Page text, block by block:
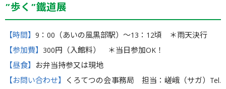
”歩く”鐵道展
【時間】 9：00（あいの風黒部駅）〜13：12頃 ＊雨天決行
【参加費】 300円（入館料） ＊当日参加OK！
【昼食】 お弁当持参又は現地
【お問い合わせ】 くろてつの会事務局 担当：嵯峨（サガ）Tel.